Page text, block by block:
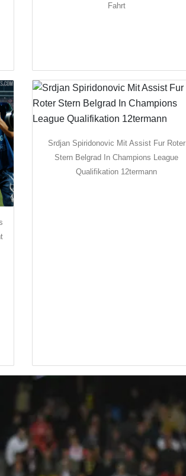
Fahrt
Srdjan Spiridonovic Mit Assist Fur Roter
Stern Belgrad In Champions League
Qualifikation 12termann